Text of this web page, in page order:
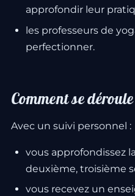
approfondir leur
les professeurs de
perfectionner.
Comment se
Avec un suivi personnel :
vous approfondissez
deuxième, troisième
vous recevez un